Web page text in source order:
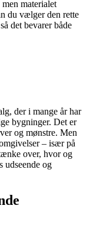
materialet
du vælger den rette
det bevarer både
der i mange år har
bygninger. Det er
og mønstre. Men
– især på
over, hvor og
udseende og